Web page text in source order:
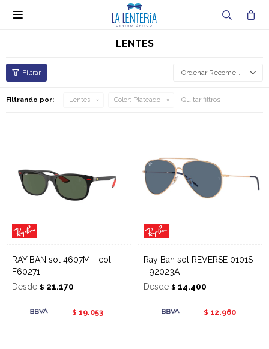

LENTES
Recomendados
Filtrando por: Lentes Color: Plateado Quitar filtros
RAY BAN sol 4607M - col
F60271
Desde $ 21.170
$ 19.053
Ray Ban sol REVERSE 0101S
- 92023A
Desde $ 14.400
$ 12.960